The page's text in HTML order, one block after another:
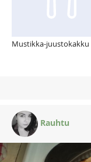
Mustikka-juustokakku
Rauhtu